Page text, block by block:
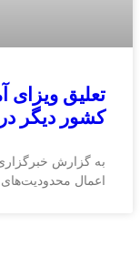
کشور دیگر
به گزارش
اعمال